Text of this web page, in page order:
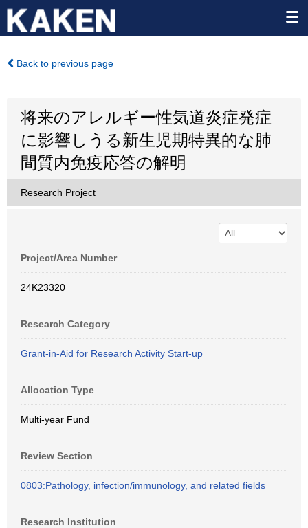
Back to previous page
将来のアレルギー性気道炎症発症
に影響しうる新生児期特異的な肺
間質内免疫応答の解明
Research Project
Project/Area Number
24K23320
Research Category
Grant-in-Aid for Research Activity Start-up
Allocation Type
Multi-year Fund
Review Section
0803:Pathology, infection/immunology, and related fields
Research Institution